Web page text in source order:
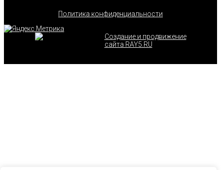
Политика конфиденциальности
Создание и продвижение
сайта RAY5.RU